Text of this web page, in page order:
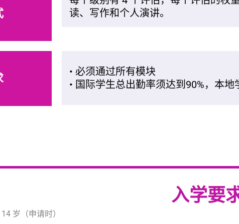
读、写作和个人演讲。
• 必须通过所有模块
• 国际学生总出勤率须达到90%，本地
入学要
14 岁（申请时）